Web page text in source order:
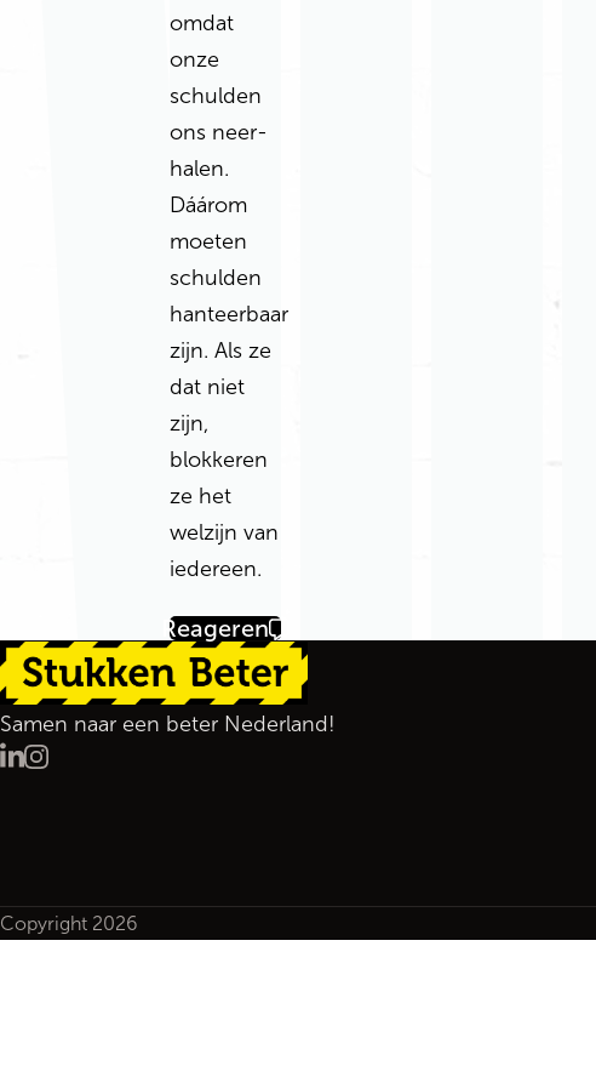
omdat
onze
schulden
ons neer­
halen.
Dáárom
moeten
schulden
hanteerbaar
zijn. Als ze
dat niet
zijn,
blokkeren
ze het
welzijn van
iedereen.
Reageren
Terug naar de startpagina
Samen naar een beter Nederland!
LinkedIn
Instagram
Copyright 2026